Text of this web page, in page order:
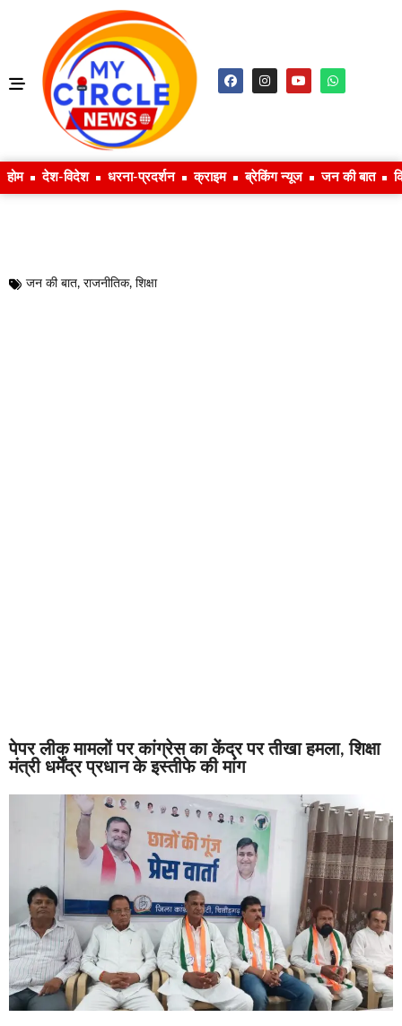
होम देश-विदेश धरना-प्रदर्शन क्राइम ब्रेकिंग न्यूज जन की बात
जन की बात, राजनीतिक, शिक्षा
पेपर लीक मामलों पर कांग्रेस का केंद्र पर तीखा हमला, शिक्षा
मंत्री धर्मेंद्र प्रधान के इस्तीफे की मांग